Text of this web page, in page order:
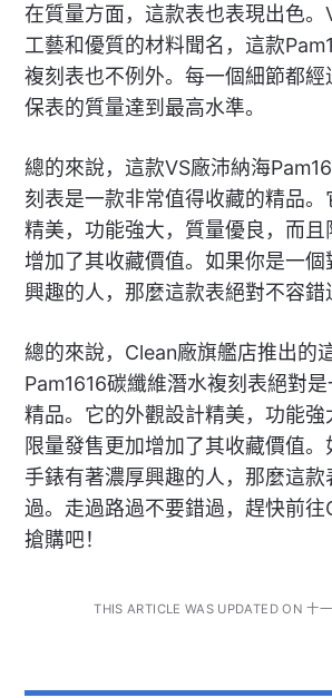
在質量方面，這款表也表現出色。
工藝和優質的材料聞名，這款
複刻表也不例外。每一個細節都經
保表的質量達到最高水準。
總的來說，這款VS廠沛納海
刻表是一款非常值得收藏的精品。
精美，功能強大，質量優良，而且
增加了其收藏價值。如果你是一個
興趣的人，那麼這款表絕對不容錯
總的來說，Clean廠旗艦店推出的
Pam1616碳纖維潛水複刻表絕對
精品。它的外觀設計精美，功能強
限量發售更加增加了其收藏價值
手錶有著濃厚興趣的人，那麼這款
過。走過路過不要錯過，趕快前往
搶購吧！
THIS ARTICLE WAS UPDATED ON 十